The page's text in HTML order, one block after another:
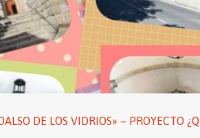
DE LOS VIDRIOS» – PROYECTO